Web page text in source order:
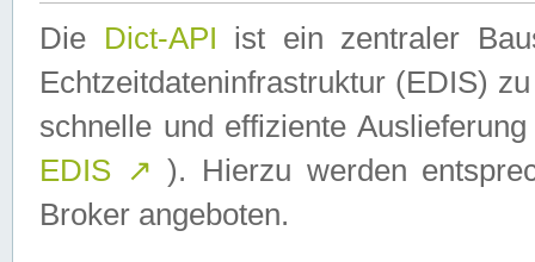
Die Dict-API ist ein zentraler
Echtzeitdateninfrastruktur (EDIS)
schnelle und effiziente
EDIS ↗ ). Hierzu werden
Broker angeboten.